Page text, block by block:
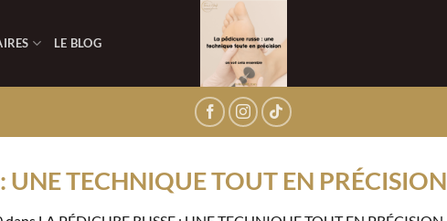
LE BLOG
UNE TECHNIQUE TOUT EN PRÉCISION